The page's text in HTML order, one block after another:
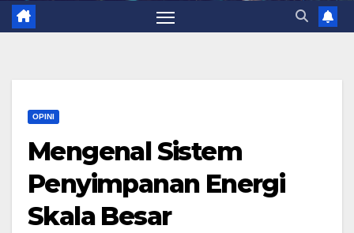
OPINI
Mengenal Sistem
Penyimpanan Energi
Skala Besar